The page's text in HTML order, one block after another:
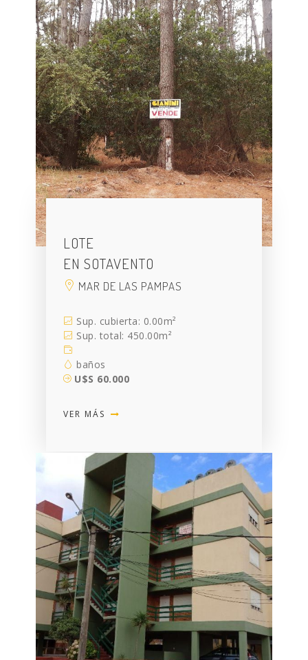
LOTE
EN SOTAVENTO
MAR DE LAS PAMPAS
Sup. cubierta: 0.00m²
Sup. total: 450.00m²
baños
U$S 60.000
VER MÁS